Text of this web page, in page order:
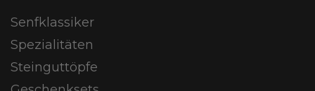
Senfklassiker
Spezialitäten
Steinguttöpfe